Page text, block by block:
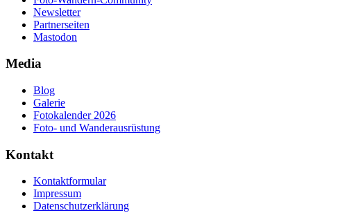
Newsletter
Partnerseiten
Mastodon
Media
Blog
Galerie
Fotokalender 2026
Foto- und Wanderausrüstung
Kontakt
Kontaktformular
Impressum
Datenschutzerklärung